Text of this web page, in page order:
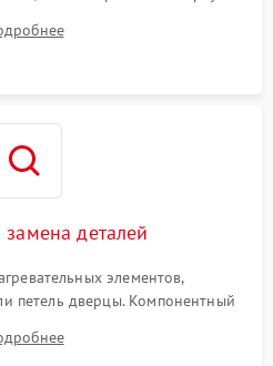
датчиков температуры,
и мотора конвекции.
деталей
элементов,
петель дверцы. Компонентный
контактов и замена